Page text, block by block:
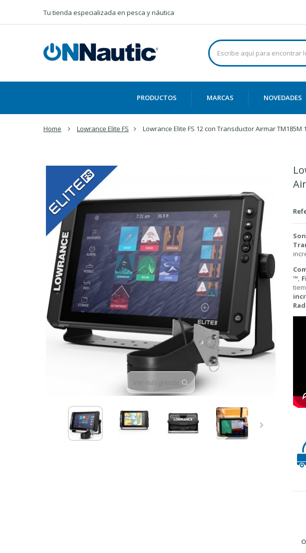
Tu tienda especializada en pesca y náutica
PRODUCTOS MARCAS NOVEDADES
Home Lowrance Elite FS Lowrance Elite FS 12 con Transductor Airmar TM185M
Ver más grande
™,